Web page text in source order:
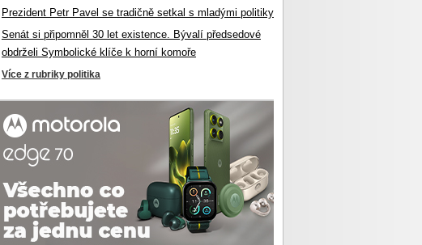
Prezident Petr Pavel se tradičně setkal s mladými politiky
Senát si připomněl 30 let existence. Bývalí předsedové
obdrželi Symbolické klíče k horní komoře
Více z rubriky politika